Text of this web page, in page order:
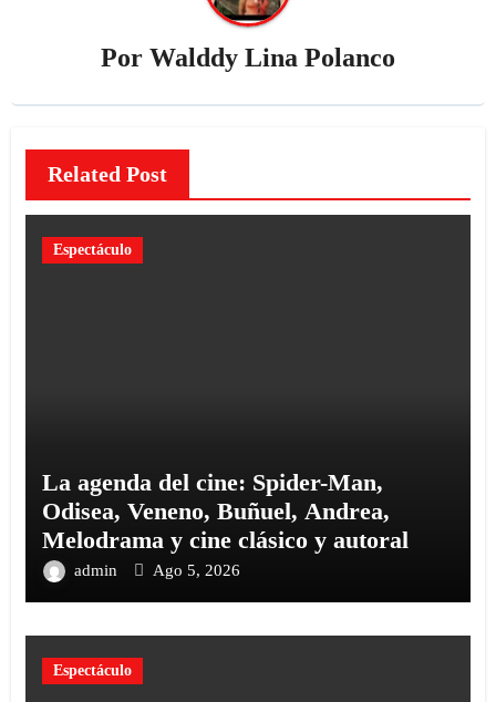
Por Walddy Lina Polanco
Related Post
Espectáculo
La agenda del cine: Spider-Man,
Odisea, Veneno, Buñuel, Andrea,
Melodrama y cine clásico y autoral
admin Ago 5, 2026
Espectáculo